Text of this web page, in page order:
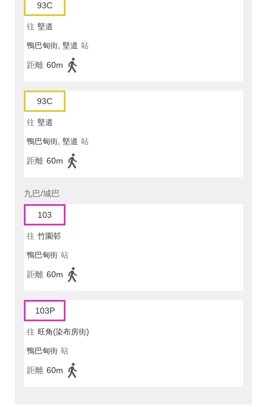
93C
往 堅道
鴨巴甸街, 堅道 站
距離 60m
93C
往 堅道
鴨巴甸街, 堅道 站
距離 60m
九巴/城巴
103
往 竹園邨
鴨巴甸街 站
距離 60m
103P
往 旺角(染布房街)
鴨巴甸街 站
距離 60m